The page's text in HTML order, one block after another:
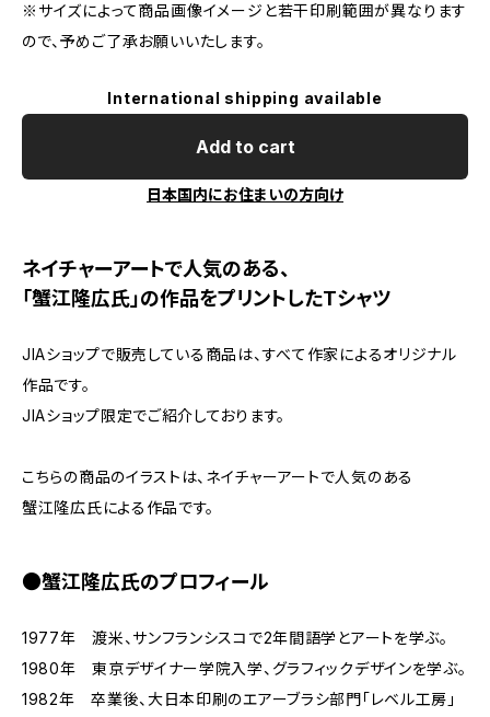
※サイズによって商品画像イメージと若干印刷範囲が異なります
ので、予めご了承お願いいたします。
International shipping available
Add to cart
日本国内にお住まいの方向け
ネイチャーアートで人気のある、
「蟹江隆広氏」の作品をプリントしたTシャツ
JIAショップで販売している商品は、すべて作家によるオリジナル
作品です。
JIAショップ限定でご紹介しております。
こちらの商品のイラストは、ネイチャーアートで人気のある
蟹江隆広氏による作品です。
●蟹江隆広氏のプロフィール
1977年 渡米、サンフランシスコで2年間語学とアートを学ぶ。
1980年 東京デザイナー学院入学、グラフィックデザインを学ぶ。
1982年 卒業後、大日本印刷のエアーブラシ部門「レベル工房」